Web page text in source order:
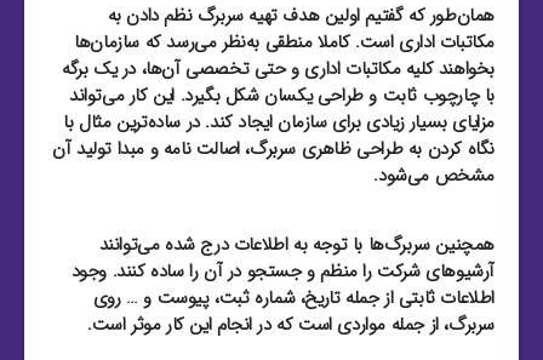
همان‌طور که گفتیم اولین هدف تهیه سربرگ نظم دادن به
مکاتبات اداری است. کاملا منطقی به‌نظر می‌رسد که سازمان‌ها
بخواهند کلیه مکاتبات اداری و حتی تخصصی آن‌ها، در یک برگه
با چارچوب ثابت و طراحی یکسان شکل بگیرد. این کار می‌تواند
مزایای بسیار زیادی برای سازمان ایجاد کند. در ساده‌ترین مثال با
نگاه کردن به طراحی ظاهری سربرگ، اصالت نامه و مبدا تولید آن
مشخص می‌شود.
همچنین سربرگ‌ها با توجه به اطلاعات درج شده می‌توانند
آرشیوهای شرکت را منظم و جستجو در آن را ساده کنند. وجود
اطلاعات ثابتی از جمله تاریخ، شماره ثبت، پیوست و … روی
سربرگ، از جمله مواردی است که در انجام این کار موثر است.